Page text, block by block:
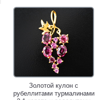
Золотой кулон с
рубеллитами турмалинами